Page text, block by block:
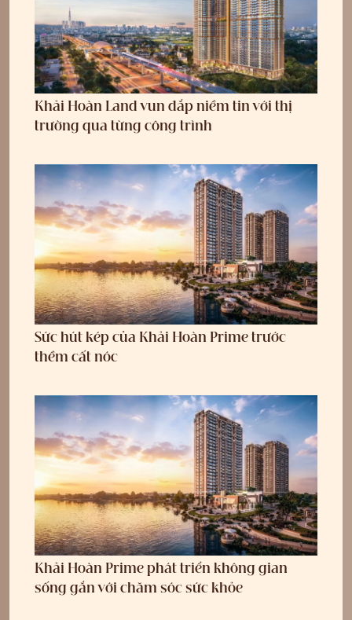
Khải Hoàn Land vun đắp niềm tin với thị
trường qua từng công trình
Sức hút kép của Khải Hoàn Prime trước
thềm cất nóc
Khải Hoàn Prime phát triển không gian
sống gắn với chăm sóc sức khỏe